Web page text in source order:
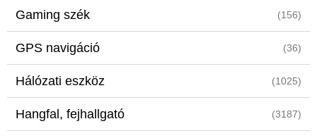
Gaming szék (156)
GPS navigáció (36)
Hálózati eszköz (1025)
Hangfal, fejhallgató (3187)